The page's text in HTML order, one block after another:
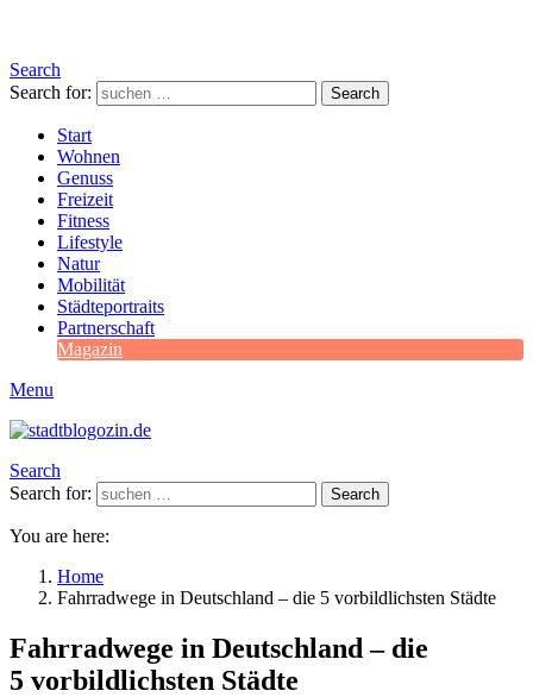
Search
Search for:
Search
Start
Wohnen
Genuss
Freizeit
Fitness
Lifestyle
Natur
Mobilität
Städteportraits
Partnerschaft
Magazin
Menu
Search
Search for:
Search
You are here:
Home
Fahrradwege in Deutschland – die 5 vorbildlichsten Städte
Fahrradwege in Deutschland – die
5 vorbildlichsten Städte